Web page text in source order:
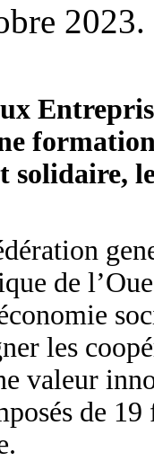
2023.
solidaire,
de
les
valeur
de